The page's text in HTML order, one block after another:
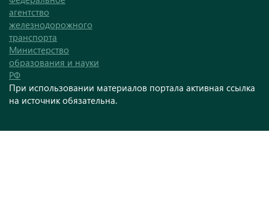
агентство
железнодорожного
транспорта
Министерство
образования и науки
РФ
При использовании материалов портала активная ссылка
на источник обязательна.